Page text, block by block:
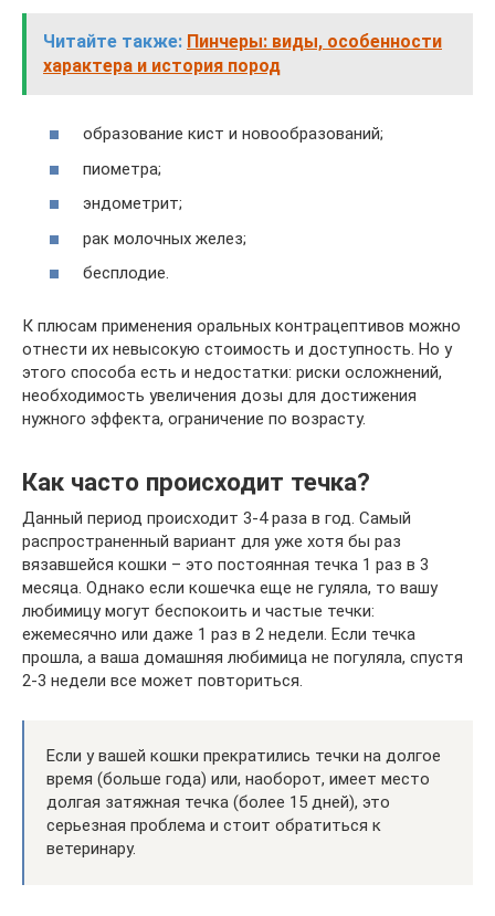
Читайте также: Пинчеры: виды, особенности
характера и история пород
образование кист и новообразований;
пиометра;
эндометрит;
рак молочных желез;
бесплодие.
К плюсам применения оральных контрацептивов можно
отнести их невысокую стоимость и доступность. Но у
этого способа есть и недостатки: риски осложнений,
необходимость увеличения дозы для достижения
нужного эффекта, ограничение по возрасту.
Как часто происходит течка?
Данный период происходит 3-4 раза в год. Самый
распространенный вариант для уже хотя бы раз
вязавшейся кошки – это постоянная течка 1 раз в 3
месяца. Однако если кошечка еще не гуляла, то вашу
любимицу могут беспокоить и частые течки:
ежемесячно или даже 1 раз в 2 недели. Если течка
прошла, а ваша домашняя любимица не погуляла, спустя
2-3 недели все может повториться.
Если у вашей кошки прекратились течки на долгое
время (больше года) или, наоборот, имеет место
долгая затяжная течка (более 15 дней), это
серьезная проблема и стоит обратиться к
ветеринару.